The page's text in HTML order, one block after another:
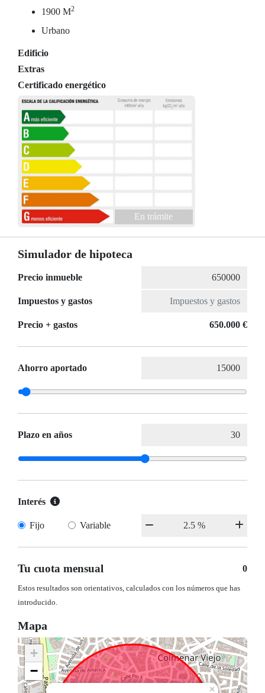
1900 M2
Urbano
Edificio
Extras
Certificado energético
En trámite
Simulador de hipoteca
Precio inmueble
Impuestos y gastos
Precio + gastos 650.000 €
Ahorro aportado
Plazo en años
Interés
Fijo Variable
Tu cuota mensual 0
Estos resultados son orientativos, calculados con los números que has
introducido.
Mapa
×
+
−